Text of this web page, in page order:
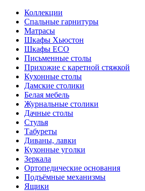
Коллекции
Спальные гарнитуры
Матрасы
Шкафы Хьюстон
Шкафы ECO
Письменные столы
Прихожие с каретной стяжкой
Кухонные столы
Дамские столики
Белая мебель
Журнальные столики
Дачные столы
Стулья
Табуреты
Диваны, лавки
Кухонные уголки
Зеркала
Ортопедические основания
Подъёмные механизмы
Ящики